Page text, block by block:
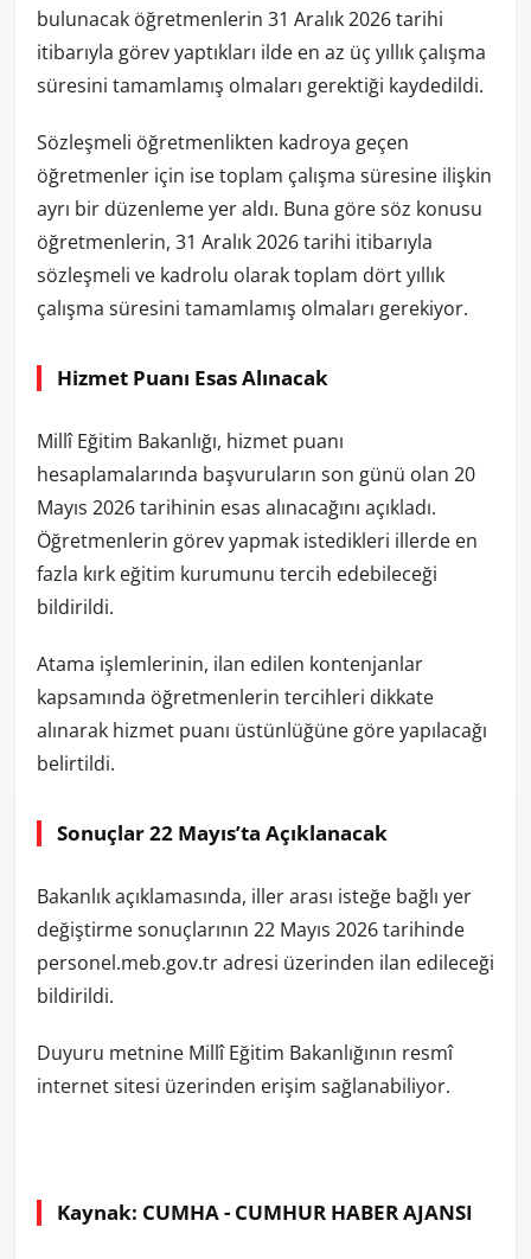
bulunacak öğretmenlerin 31 Aralık 2026 tarihi
itibarıyla görev yaptıkları ilde en az üç yıllık çalışma
süresini tamamlamış olmaları gerektiği kaydedildi.
Sözleşmeli öğretmenlikten kadroya geçen
öğretmenler için ise toplam çalışma süresine ilişkin
ayrı bir düzenleme yer aldı. Buna göre söz konusu
öğretmenlerin, 31 Aralık 2026 tarihi itibarıyla
sözleşmeli ve kadrolu olarak toplam dört yıllık
çalışma süresini tamamlamış olmaları gerekiyor.
Hizmet Puanı Esas Alınacak
Millî Eğitim Bakanlığı, hizmet puanı
hesaplamalarında başvuruların son günü olan 20
Mayıs 2026 tarihinin esas alınacağını açıkladı.
Öğretmenlerin görev yapmak istedikleri illerde en
fazla kırk eğitim kurumunu tercih edebileceği
bildirildi.
Atama işlemlerinin, ilan edilen kontenjanlar
kapsamında öğretmenlerin tercihleri dikkate
alınarak hizmet puanı üstünlüğüne göre yapılacağı
belirtildi.
Sonuçlar 22 Mayıs’ta Açıklanacak
Bakanlık açıklamasında, iller arası isteğe bağlı yer
değiştirme sonuçlarının 22 Mayıs 2026 tarihinde
personel.meb.gov.tr adresi üzerinden ilan edileceği
bildirildi.
Duyuru metnine Millî Eğitim Bakanlığının resmî
internet sitesi üzerinden erişim sağlanabiliyor.
Kaynak: CUMHA - CUMHUR HABER AJANSI